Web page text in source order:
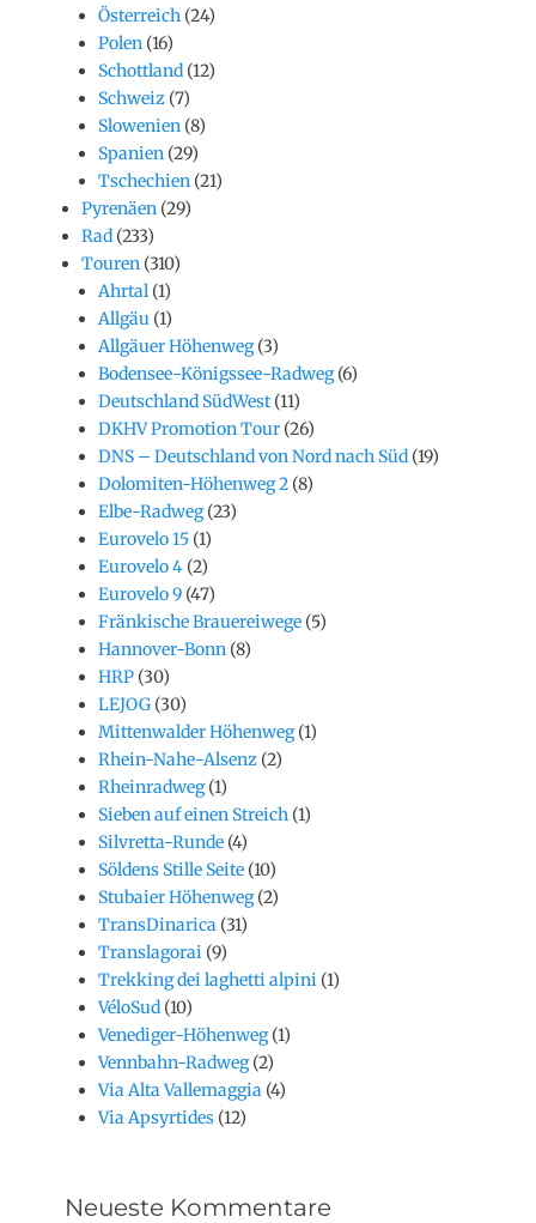
Österreich (24)
Polen (16)
Schottland (12)
Schweiz (7)
Slowenien (8)
Spanien (29)
Tschechien (21)
Pyrenäen (29)
Rad (233)
Touren (310)
Ahrtal (1)
Allgäu (1)
Allgäuer Höhenweg(3)
Bodensee-Königssee-Radweg(6)
Deutschland SüdWest(11)
DKHV Promotion Tour (26)
DNS – Deutschland von Nord nach Süd (19)
Dolomiten-Höhenweg 2 (8)
Elbe-Radweg(23)
Eurovelo 15 (1)
Eurovelo 4 (2)
Eurovelo 9 (47)
Fränkische Brauereiwege (5)
Hannover-Bonn (8)
HRP (30)
LEJOG (30)
Mittenwalder Höhenweg(1)
Rhein-Nahe-Alsenz (2)
Rheinradweg(1)
Sieben auf einen Streich (1)
Silvretta-Runde (4)
Söldens Stille Seite (10)
Stubaier Höhenweg(2)
TransDinarica (31)
Translagorai (9)
Trekking dei laghetti alpini (1)
VéloSud (10)
Venediger-Höhenweg(1)
Vennbahn-Radweg(2)
Via Alta Vallemaggia (4)
Via Apsyrtides (12)
Neueste Kommentare